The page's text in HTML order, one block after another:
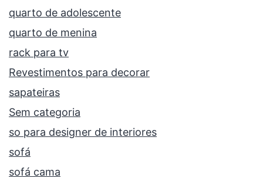
quarto de adolescente
quarto de menina
rack para tv
Revestimentos para decorar
sapateiras
Sem categoria
so para designer de interiores
sofá
sofá cama